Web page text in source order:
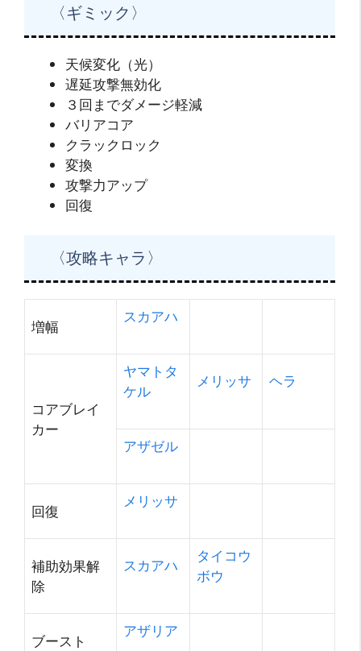
〈ギミック〉
天候変化（光）
遅延攻撃無効化
３回までダメージ軽減
バリアコア
クラックロック
変換
攻撃力アップ
回復
〈攻略キャラ〉
増幅
スカアハ
コアブレイ
カー
ヤマトタ
ケル
メリッサ ヘラ
アザゼル
回復
メリッサ
補助効果解
除
スカアハ
タイコウ
ボウ
ブースト
アザリア